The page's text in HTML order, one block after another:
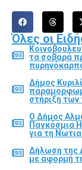
Όλες οι
τα σοβαρά
Δήμος
στήριξη
Ο Δήμος
Παγκόσμια
για τη
Δήλωση της
με αφορμή